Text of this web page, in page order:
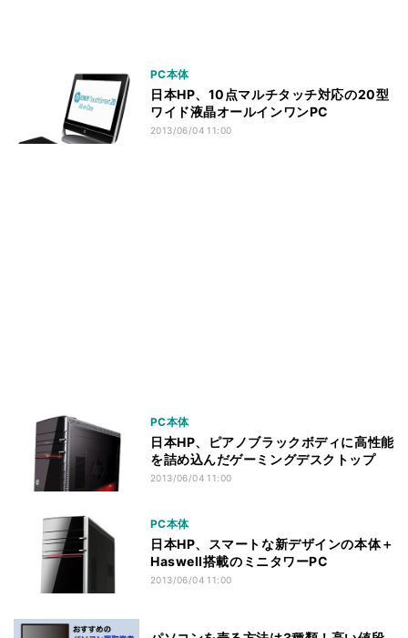
PC本体
日本HP、10点マルチタッチ対応の20型
ワイド液晶オールインワンPC
2013/06/04 11:00
PC本体
日本HP、ピアノブラックボディに高性能
を詰め込んだゲーミングデスクトップ
2013/06/04 11:00
PC本体
日本HP、スマートな新デザインの本体＋
Haswell搭載のミニタワーPC
2013/06/04 11:00